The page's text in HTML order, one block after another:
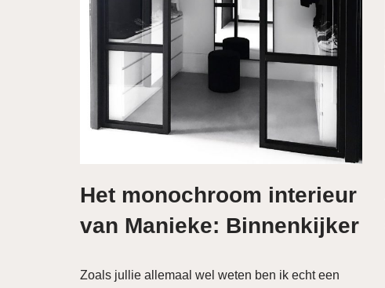
Het monochroom interieur
van Manieke: Binnenkijker
Zoals jullie allemaal wel weten ben ik echt een